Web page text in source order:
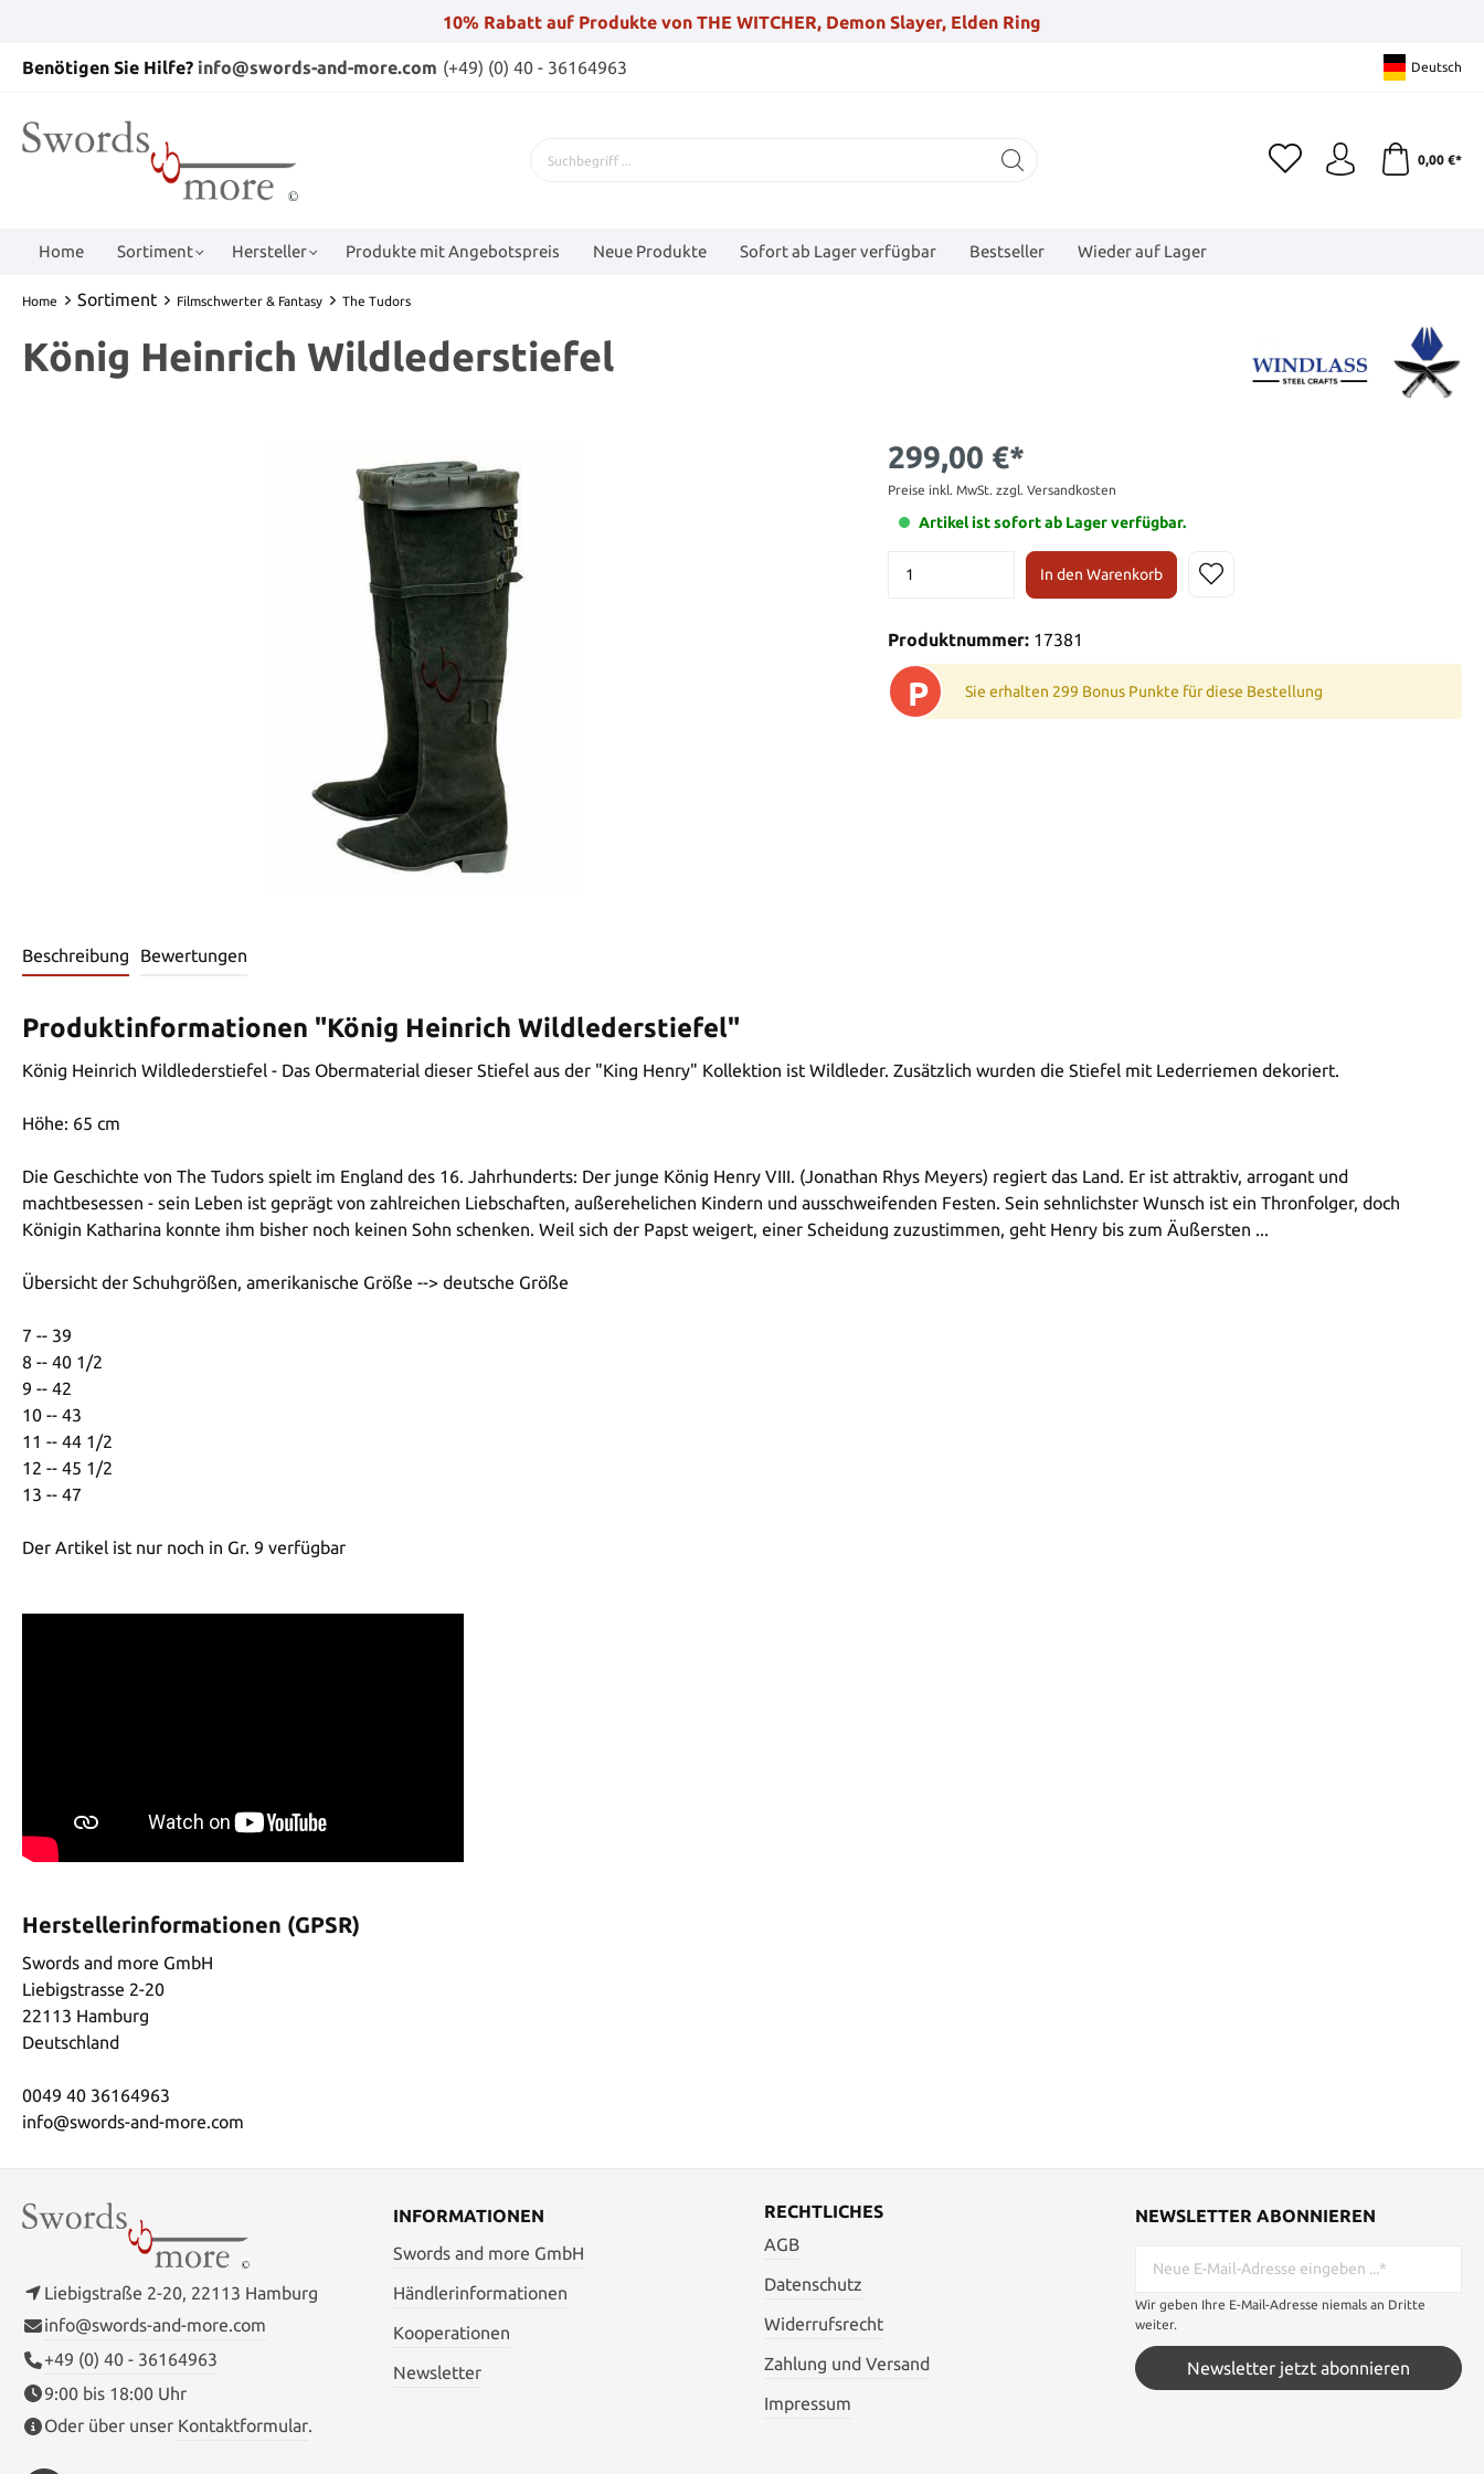
10% Rabatt auf Produkte von THE WITCHER, Demon Slayer, Elden Ring
Benötigen Sie Hilfe? info@swords-and-more.com (+49) (0) 40 - 36164963 Deutsch
0,00 €*
Home Sortiment Hersteller Produkte mit Angebotspreis Neue Produkte Sofort ab Lager verfügbar Bestseller Wieder auf Lager
Home Sortiment Filmschwerter & Fantasy The Tudors
König Heinrich Wildlederstiefel
299,00 €*
Preise inkl. MwSt. zzgl. Versandkosten
Artikel ist sofort ab Lager verfügbar.
In den Warenkorb
Produktnummer: 17381
P Sie erhalten 299 Bonus Punkte für diese Bestellung
Beschreibung Bewertungen
Produktinformationen "König Heinrich Wildlederstiefel"
König Heinrich Wildlederstiefel - Das Obermaterial dieser Stiefel aus der "King Henry" Kollektion ist Wildleder. Zusätzlich wurden die Stiefel mit Lederriemen dekoriert.
Höhe: 65 cm
Die Geschichte von The Tudors spielt im England des 16. Jahrhunderts: Der junge König Henry VIII. (Jonathan Rhys Meyers) regiert das Land. Er ist attraktiv, arrogant und
machtbesessen - sein Leben ist geprägt von zahlreichen Liebschaften, außerehelichen Kindern und ausschweifenden Festen. Sein sehnlichster Wunsch ist ein Thronfolger, doch
Königin Katharina konnte ihm bisher noch keinen Sohn schenken. Weil sich der Papst weigert, einer Scheidung zuzustimmen, geht Henry bis zum Äußersten ...
Übersicht der Schuhgrößen, amerikanische Größe --> deutsche Größe
7 -- 39
8 -- 40 1/2
9 -- 42
10 -- 43
11 -- 44 1/2
12 -- 45 1/2
13 -- 47
Der Artikel ist nur noch in Gr. 9 verfügbar
Herstellerinformationen (GPSR)
Swords and more GmbH
Liebigstrasse 2-20
22113 Hamburg
Deutschland
0049 40 36164963
info@swords-and-more.com
Liebigstraße 2-20, 22113 Hamburg
info@swords-and-more.com
+49 (0) 40 - 36164963
9:00 bis 18:00 Uhr
Oder über unser Kontaktformular.
INFORMATIONEN
Swords and more GmbH
Händlerinformationen
Kooperationen
Newsletter
RECHTLICHES
AGB
Datenschutz
Widerrufsrecht
Zahlung und Versand
Impressum
NEWSLETTER ABONNIEREN
Wir geben Ihre E-Mail-Adresse niemals an Dritte
weiter.
Newsletter jetzt abonnieren